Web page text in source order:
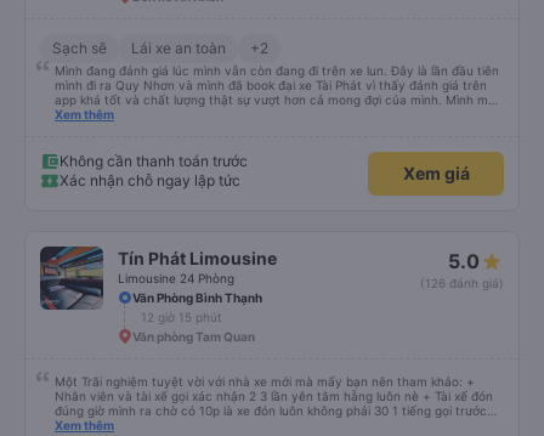
Sạch sẽ Lái xe an toàn +2
Mình đang đánh giá lúc mình vẫn còn đang đi trên xe lun. Đây là lần đầu tiên
mình đi ra Quy Nhơn và mình đã book đại xe Tài Phát vì thấy đánh giá trên
app khá tốt và chất lượng thật sự vượt hơn cả mong đợi của mình. Mình mua
giường đôi và vừa đủ cho 2 người. Nhân viên của nhà xe phải nói là siêu nhiệt
trung chuyển và lên xe lớn thì luôn hỗ trợ xách vali giùm tụi mình. Trên xe thì
có cả bánh và sữa miễn phí cho khách còn chuẩn bị cả thuốc say xe, dép,
mền, gối và đặc biệt là có gối ôm. Nchung là phải chấm nhà xe 10 sao mới
Xem thêm
Không cần thanh toán trước
Xác nhận chỗ ngay lập tức
Xem giá
Tín Phát Limousine
Limousine 24 Phòng
5.0
(126 đánh giá)
Văn Phòng Bình Thạnh
12 giờ 15 phút
Văn phòng Tam Quan
Một Trãi nghiệm tuyệt vời với nhà xe mới mà mấy bạn nên tham khảo: +
Nhân viên và tài xế gọi xác nhận 2 3 lần yên tâm hẵng luôn nè + Tài xế đón
đúng giờ mình ra chờ có 10p là xe đón luôn không phải 30 1 tiếng gọi trước
đợi cực + Xe mới, xịn, thơm và Đặt biệt là cực kỳ ưng mền gối trên xe luôn
Xem thêm